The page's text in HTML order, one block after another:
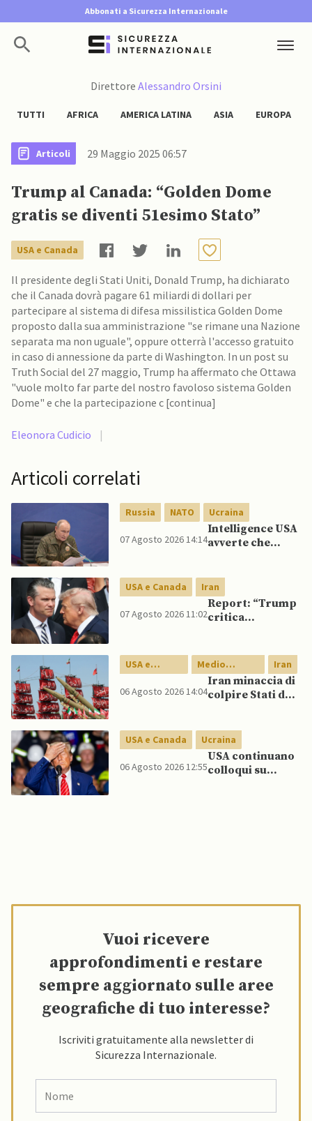
Abbonati a Sicurezza Internazionale
Direttore Alessandro Orsini
TUTTI AFRICA AMERICA LATINA ASIA EUROPA
Articoli 29 Maggio 2025 06:57
Trump al Canada: “Golden Dome
gratis se diventi 51esimo Stato”
USA e Canada
Il presidente degli Stati Uniti, Donald Trump, ha dichiarato
che il Canada dovrà pagare 61 miliardi di dollari per
partecipare al sistema di difesa missilistica Golden Dome
proposto dalla sua amministrazione "se rimane una Nazione
separata ma non uguale", oppure otterrà l'accesso gratuito
in caso di annessione da parte di Washington. In un post su
Truth Social del 27 maggio, Trump ha affermato che Ottawa
"vuole molto far parte del nostro favoloso sistema Golden
Dome" e che la partecipazione c [continua]
Eleonora Cudicio |
Articoli correlati
Russia NATO Ucraina
07 Agosto 2026 14:14
Intelligence USA
avverte che
mentre è ancora
impegnato in
Ucraina
USA e Canada Iran
07 Agosto 2026 11:02
Report: “Trump
critica
munizioni in
guerra con
l’Iran”
USA e
Canada
Medio
Oriente
Iran
06 Agosto 2026 14:04
Iran minaccia di
colpire Stati del
USA e Canada Ucraina
06 Agosto 2026 12:55
USA continuano
colloqui su
Vuoi ricevere
approfondimenti e restare
sempre aggiornato sulle aree
geografiche di tuo interesse?
Iscriviti gratuitamente alla newsletter di
Sicurezza Internazionale.